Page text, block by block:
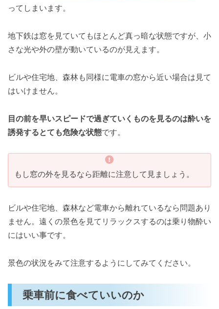
ってしまいます。
地下鉄は窓を見ていてもほとんど真っ暗な状態ですが、小
さな光や外の壁が動いているのが見えます。
ビルや住宅地、森林も同様に電車の窓から近い場合は見て
はいけません。
目の前を早いスピードで過ぎていくものを見るのは酔いを
誘発するとても危険な状態です。
もし窓の外を見るなら距離に注意して見ましょう。
ビルや住宅地、森林など電車から離れているなら問題あり
ません。遠くの景色を見てリラックスするのは乗り物酔い
にはいい事です。
景色の状況をみて注意するようにしてみてください。
乗車前に食べていいのか